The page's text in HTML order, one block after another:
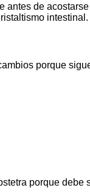
de
intestinal.
porque
porque